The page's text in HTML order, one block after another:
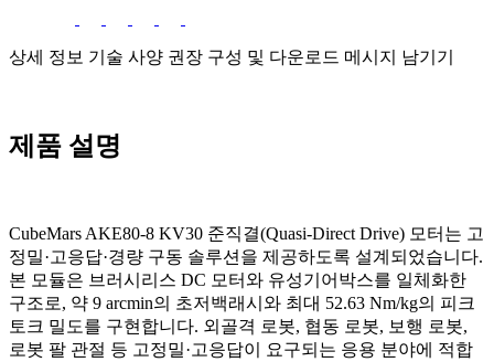
상세 정보 기술 사양 권장 구성 및 다운로드 메시지 남기기
제품 설명
CubeMars AKE80-8 KV30 준직결(Quasi-Direct Drive) 모터는 고
정밀·고응답·경량 구동 솔루션을 제공하도록 설계되었습니다.
본 모듈은 브러시리스 DC 모터와 유성기어박스를 일체화한
구조로, 약 9 arcmin의 초저백래시와 최대 52.63 Nm/kg의 피크
토크 밀도를 구현합니다. 외골격 로봇, 협동 로봇, 보행 로봇,
로봇 팔 관절 등 고정밀·고응답이 요구되는 응용 분야에 적합